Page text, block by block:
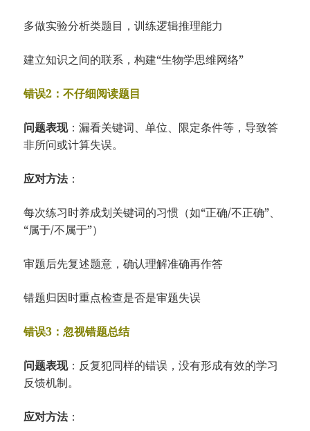
多做实验分析类题目，训练逻辑推理能力
建立知识之间的联系，构建“生物学思维网络”
错误2：不仔细阅读题目
问题表现：漏看关键词、单位、限定条件等，导致答
非所问或计算失误。
应对方法：
每次练习时养成划关键词的习惯（如“正确/不正确”、
“属于/不属于”）
审题后先复述题意，确认理解准确再作答
错题归因时重点检查是否是审题失误
错误3：忽视错题总结
问题表现：反复犯同样的错误，没有形成有效的学习
反馈机制。
应对方法：